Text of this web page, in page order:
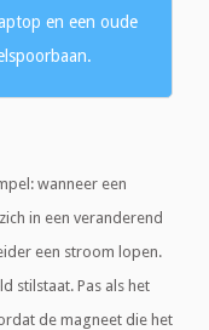
en een oude
wanneer een
in een veranderend
een stroom lopen.
stilstaat. Pas als het
de magneet die het